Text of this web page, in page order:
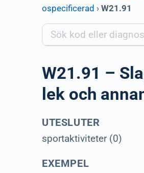
ospecificerad › W21.91
W21.91 –
lek och
UTESLUTER
sportaktiviteter (0)
EXEMPEL